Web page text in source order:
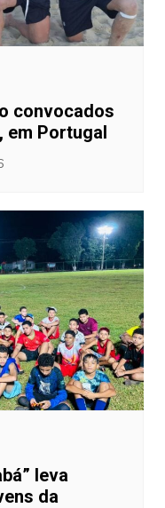
convocados
em Portugal
leva
da